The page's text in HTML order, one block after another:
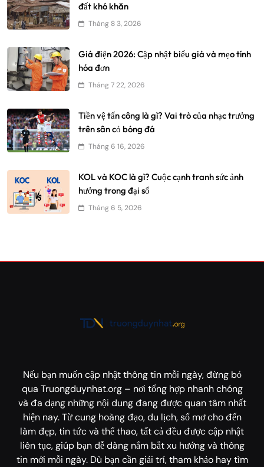
đất khó khăn
Tháng 8 3, 2026
Giá điện 2026: Cập nhật biểu giá và mẹo tính
hóa đơn
Tháng 7 22, 2026
Tiền vệ tấn công là gì? Vai trò của nhạc trưởng
trên sân cỏ bóng đá
Tháng 6 16, 2026
KOL và KOC là gì? Cuộc cạnh tranh sức ảnh
hưởng trong đại số
Tháng 6 5, 2026
Nếu bạn muốn cập nhật thông tin mỗi ngày, đừng bỏ
qua Truongduynhat.org – nơi tổng hợp nhanh chóng
và đa dạng những nội dung đang được quan tâm nhất
hiện nay. Từ cung hoàng đạo, du lịch, sổ mơ cho đến
làm đẹp, tin tức và thể thao, tất cả đều được cập nhật
liên tục, giúp bạn dễ dàng nắm bắt xu hướng và thông
tin mới mỗi ngày. Dù bạn cần giải trí, tham khảo hay tìm